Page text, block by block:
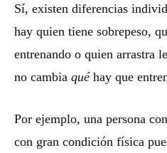
Sí, existen diferencias
hay quien tiene sobrepeso,
entrenando o quien arrastra
no cambia quéhay que
Por ejemplo, una persona
con gran condición física